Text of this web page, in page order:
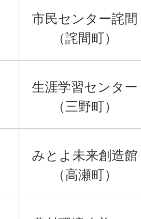
市民センター詫間
（詫間町）
生涯学習センター
（三野町）
みとよ未来創造館
（高瀬町）